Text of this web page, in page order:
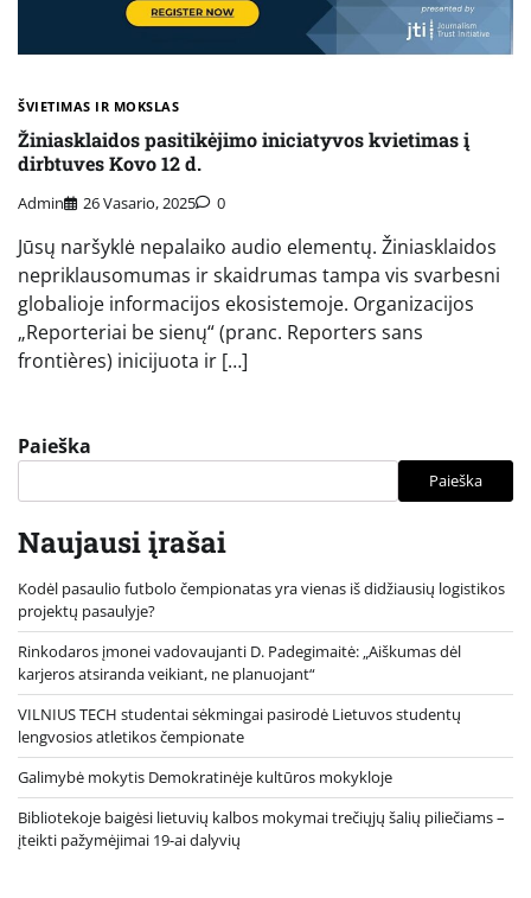
ŠVIETIMAS IR MOKSLAS
Žiniasklaidos pasitikėjimo iniciatyvos kvietimas į
dirbtuves Kovo 12 d.
Admin 26 Vasario, 2025 0
Jūsų naršyklė nepalaiko audio elementų. Žiniasklaidos
nepriklausomumas ir skaidrumas tampa vis svarbesni
globalioje informacijos ekosistemoje. Organizacijos
„Reporteriai be sienų“ (pranc. Reporters sans
frontières) inicijuota ir […]
Paieška
Paieška
Naujausi įrašai
Kodėl pasaulio futbolo čempionatas yra vienas iš didžiausių logistikos
projektų pasaulyje?
Rinkodaros įmonei vadovaujanti D. Padegimaitė: „Aiškumas dėl
karjeros atsiranda veikiant, ne planuojant“
VILNIUS TECH studentai sėkmingai pasirodė Lietuvos studentų
lengvosios atletikos čempionate
Galimybė mokytis Demokratinėje kultūros mokykloje
Bibliotekoje baigėsi lietuvių kalbos mokymai trečiųjų šalių piliečiams –
įteikti pažymėjimai 19-ai dalyvių